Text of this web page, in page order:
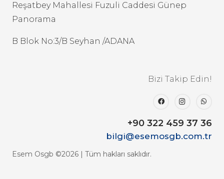
Reşatbey Mahallesi Fuzuli Caddesi Günep
Panorama
B Blok No:3/B Seyhan /ADANA
Bizi Takip Edin!
+90 322 459 37 36
bilgi@esemosgb.com.tr
Esem Osgb ©2026 | Tüm hakları saklıdır.